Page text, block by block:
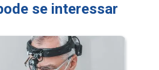
se interessar